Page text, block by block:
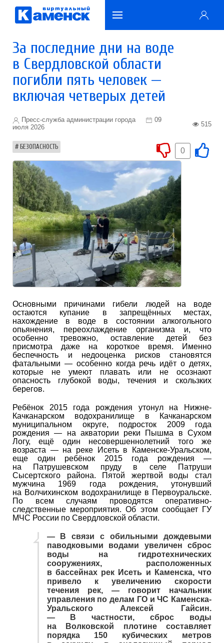
За последние дни на воде
в Свердловской области
погибли пять человек —
включая четверых детей
Пресс-служба администрации города
09
июля 2026
515
БЕЗОПАСНОСТЬ 0
Основными причинами гибели людей на воде
остаются купание в запрещённых местах,
нахождение в воде в состоянии алкогольного
опьянения, переохлаждение организма и, что
особенно тревожно, оставление детей без
присмотра даже на короткое время. Именно
беспечность и недооценка рисков становятся
фатальными — особенно когда речь идёт о детях,
которые не умеют плавать или не осознают
опасность глубокой воды, течения и скользких
берегов.
Ребёнок 2015 года рождения утонул на Нижне-
Качканарском водохранилище в Качканарском
муниципальном округе, подросток 2009 года
рождения — на акватории реки Пышма в Сухом
Логу, ещё один несовершеннолетний того же
возраста — на реке Исеть в Каменске-Уральском,
еще один ребёнок 2015 года рождения —
на Патрушевском пруду в селе Патруши
Сысертского района. Пятой жертвой воды стал
мужчина 1969 года рождения, утонувший
на Волчихинском водохранилище в Первоуральске.
По всем случаям проводятся оперативно-
следственные мероприятия. Об этом сообщает ГУ
МЧС России по Свердловской области.
— В связи с обильными дождевыми
паводковыми водами увеличен сброс
воды на гидротехнических
сооружениях, расположенных
в бассейнах рек Исеть и Каменска, что
привело к увеличению скорости
течения рек, — говорит начальник
управления по делам ГО и ЧС Каменска-
Уральского Алексей Гайсин.
— В частности, сброс воды
на Волковской плотине составляет
порядка 150 кубических метров